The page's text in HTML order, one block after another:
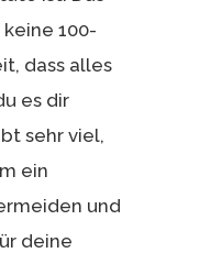
100-
dass alles
es dir
sehr viel,
ein
und
deine